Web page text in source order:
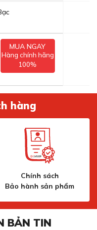
MUA NGAY
Hàng chính hãng
100%
hàng
Chính sách
Bảo hành sản phẩm
BẢN TIN